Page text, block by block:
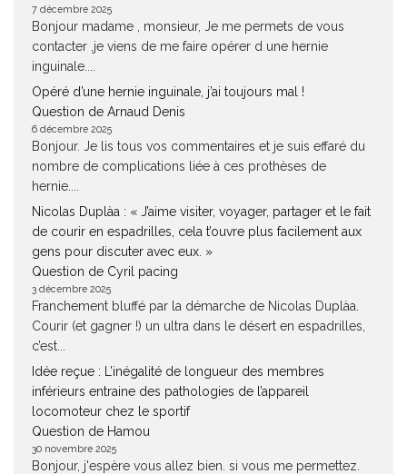
7 décembre 2025
Bonjour madame , monsieur, Je me permets de vous
contacter ,je viens de me faire opérer d une hernie
inguinale....
Opéré d’une hernie inguinale, j’ai toujours mal !
Question de Arnaud Denis
6 décembre 2025
Bonjour. Je lis tous vos commentaires et je suis effaré du
nombre de complications liée à ces prothèses de
hernie....
Nicolas Duplàa : « J’aime visiter, voyager, partager et le fait
de courir en espadrilles, cela t’ouvre plus facilement aux
gens pour discuter avec eux. »
Question de Cyril pacing
3 décembre 2025
Franchement bluffé par la démarche de Nicolas Duplàa.
Courir (et gagner !) un ultra dans le désert en espadrilles,
c’est...
Idée reçue : L’inégalité de longueur des membres
inférieurs entraine des pathologies de l’appareil
locomoteur chez le sportif
Question de Hamou
30 novembre 2025
Bonjour, j'espère vous allez bien. si vous me permettez.